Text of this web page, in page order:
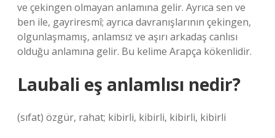
ve çekingen olmayan anlamına gelir. Ayrıca sen ve
ben ile, gayriresmî; ayrıca davranışlarının çekingen,
olgunlaşmamış, anlamsız ve aşırı arkadaş canlısı
olduğu anlamına gelir. Bu kelime Arapça kökenlidir.
Laubali eş anlamlısı nedir?
(sıfat) özgür, rahat; kibirli, kibirli, kibirli, kibirli